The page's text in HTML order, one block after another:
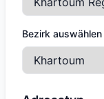
Bezirk auswählen